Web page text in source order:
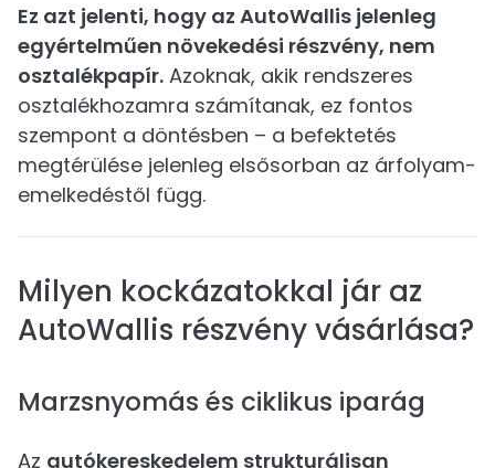
Ez azt jelenti, hogy az AutoWallis jelenleg
egyértelműen növekedési részvény, nem
osztalékpapír. Azoknak, akik rendszeres
osztalékhozamra számítanak, ez fontos
szempont a döntésben – a befektetés
megtérülése jelenleg elsősorban az árfolyam-
emelkedéstől függ.
Milyen kockázatokkal jár az
AutoWallis részvény vásárlása?
Marzsnyomás és ciklikus iparág
Az autókereskedelem strukturálisan